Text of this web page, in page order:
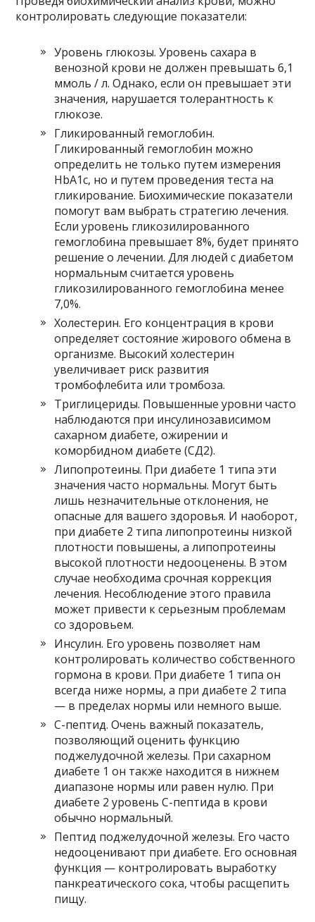
контролировать следующие показатели:
Уровень глюкозы. Уровень сахара в
венозной крови не должен превышать 6,1
ммоль / л. Однако, если он превышает эти
значения, нарушается толерантность к
глюкозе.
Гликированный гемоглобин.
Гликированный гемоглобин можно
определить не только путем измерения
HbA1c, но и путем проведения теста на
гликирование. Биохимические показатели
помогут вам выбрать стратегию лечения.
Если уровень гликозилированного
гемоглобина превышает 8%, будет принято
решение о лечении. Для людей с диабетом
нормальным считается уровень
гликозилированного гемоглобина менее
7,0%.
Холестерин. Его концентрация в крови
определяет состояние жирового обмена в
организме. Высокий холестерин
увеличивает риск развития
тромбофлебита или тромбоза.
Триглицериды. Повышенные уровни часто
наблюдаются при инсулинозависимом
сахарном диабете, ожирении и
коморбидном диабете (СД2).
Липопротеины. При диабете 1 типа эти
значения часто нормальны. Могут быть
лишь незначительные отклонения, не
опасные для вашего здоровья. И наоборот,
при диабете 2 типа липопротеины низкой
плотности повышены, а липопротеины
высокой плотности недооценены. В этом
случае необходима срочная коррекция
лечения. Несоблюдение этого правила
может привести к серьезным проблемам
со здоровьем.
Инсулин. Его уровень позволяет нам
контролировать количество собственного
гормона в крови. При диабете 1 типа он
всегда ниже нормы, а при диабете 2 типа
— в пределах нормы или немного выше.
С-пептид. Очень важный показатель,
позволяющий оценить функцию
поджелудочной железы. При сахарном
диабете 1 он также находится в нижнем
диапазоне нормы или равен нулю. При
диабете 2 уровень С-пептида в крови
обычно нормальный.
Пептид поджелудочной железы. Его часто
недооценивают при диабете. Его основная
функция — контролировать выработку
панкреатического сока, чтобы расщепить
пищу.